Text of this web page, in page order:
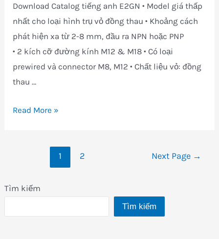
Tìm kiếm
Tìm kiếm
Download Catalog tiếng anh E2GN • Model giá thấp
nhất cho loại hình trụ vỏ đồng thau • Khoảng cách
phát hiện xa từ 2-8 mm, đầu ra NPN hoặc PNP
• 2 kích cỡ đường kính M12 & M18 • Có loại
prewired và connector M8, M12 • Chất liệu vỏ: đồng
thau …
Cảm
Read More »
bài
viết
1 2 Next Page →